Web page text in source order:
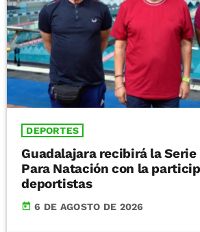
DEPORTES
Guadalajara recibirá la
Para Natación con la
deportistas
today 6 DE AGOSTO DE 2026